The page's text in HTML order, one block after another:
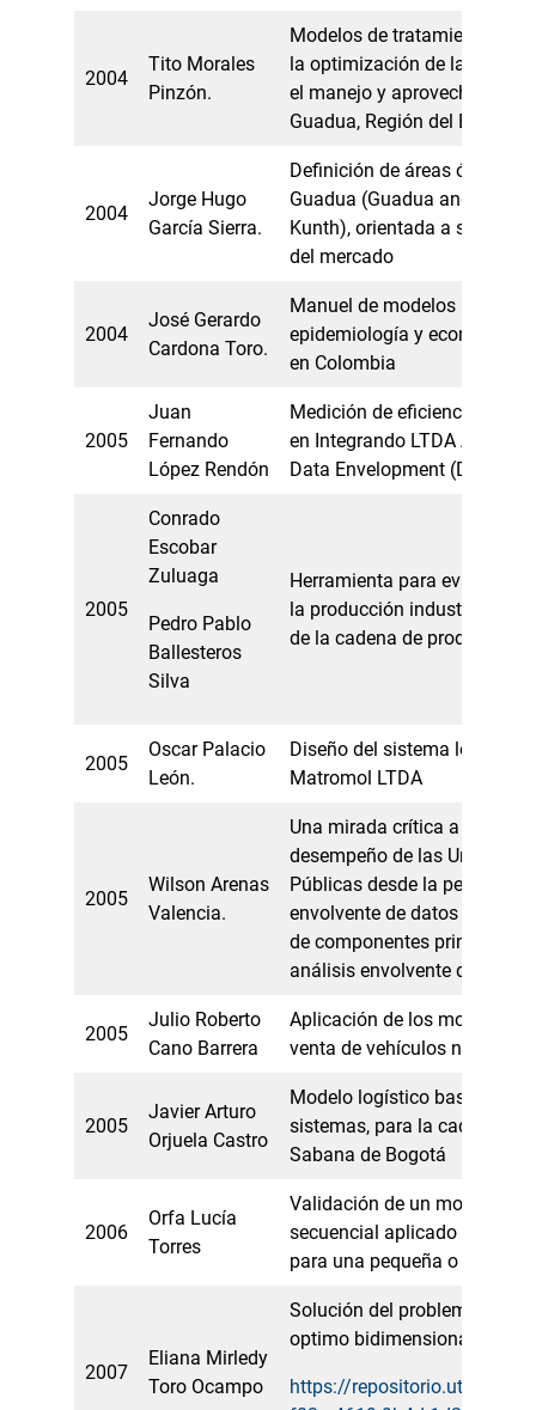
2004
Tito Morales
Pinzón.
Modelos de tratamiento
la optimización de la
el manejo y
Guadua, Región del Eje
2004
Jorge Hugo
García Sierra.
Definición de áreas óptimas
Guadua (Guadua
Kunth), orientada a
del mercado
2004
José Gerardo
Cardona Toro.
Manuel de modelos
epidemiología y economía
en Colombia
2005
Juan
Fernando
López Rendón
Medición de eficiencias de
en Integrando LTDA
Data Envelopment (DEA)
2005
Conrado
Escobar
Zuluaga
Pedro Pablo
Ballesteros
Silva
Herramienta para evaluar la
la producción industrial
de la cadena de producción
2005
Oscar Palacio
León.
Diseño del sistema logístico
Matromol LTDA
2005
Wilson Arenas
Valencia.
Una mirada crítica a los
desempeño de las
Públicas desde la
envolvente de datos (DEA) –
de componentes principales
análisis envolvente de datos)
2005
Julio Roberto
Cano Barrera
Aplicación de los modelos
venta de vehículos nuevos
2005
Javier Arturo
Orjuela Castro
Modelo logístico basado en
sistemas, para la cadena
Sabana de Bogotá
2006
Orfa Lucía
Torres
Validación de un modelo de
secuencial aplicado a una
para una pequeña o
2007
Eliana Mirledy
Toro Ocampo
Solución del problema
optimo bidimensional
https://